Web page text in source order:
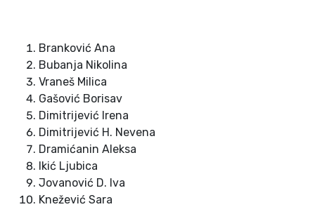
Branković Ana
Bubanja Nikolina
Vraneš Milica
Gašović Borisav
Dimitrijević Irena
Dimitrijević H. Nevena
Dramićanin Aleksa
Ikić Ljubica
Jovanović D. Iva
Knežević Sara